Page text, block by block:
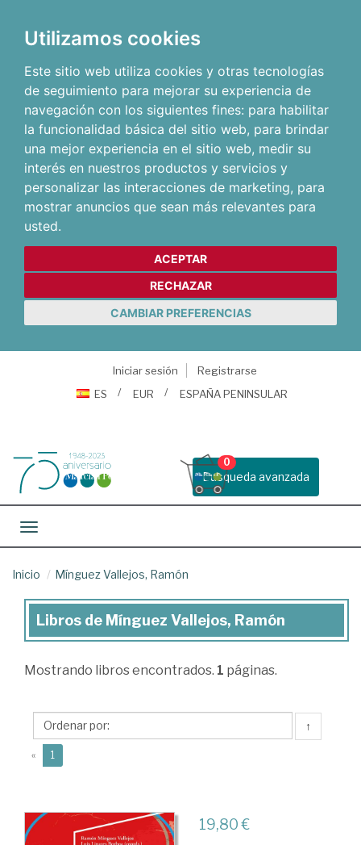
Utilizamos cookies
Este sitio web utiliza cookies y otras tecnologías
de seguimiento para mejorar su experiencia de
navegación con los siguientes fines: para habilitar
la funcionalidad básica del sitio web, para brindar
una mejor experiencia en el sitio web, medir su
interés en nuestros productos y servicios y
personalizar las interacciones de marketing, para
mostrar anuncios que sean más relevantes para
usted.
ACEPTAR
RECHAZAR
CAMBIAR PREFERENCIAS
Iniciar sesión
Registrarse
ES
EUR ESPAÑA PENINSULAR
Busqueda avanzada
0
Toggle navigation
Inicio Mínguez Vallejos, Ramón
Libros
Mínguez
Ramón
Libros de Mínguez Vallejos, Ramón
Mostrando libros encontrados. 1 páginas.
↑
« 1
19,80 €